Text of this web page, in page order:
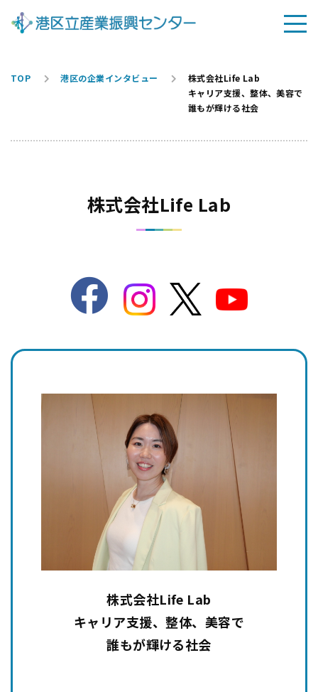
TOP 港区の企業インタビュー
株式会社Life Lab
キャリア支援、整体、美容で
誰もが輝ける社会
株式会社Life Lab
株式会社Life Lab
キャリア支援、整体、美容で
誰もが輝ける社会